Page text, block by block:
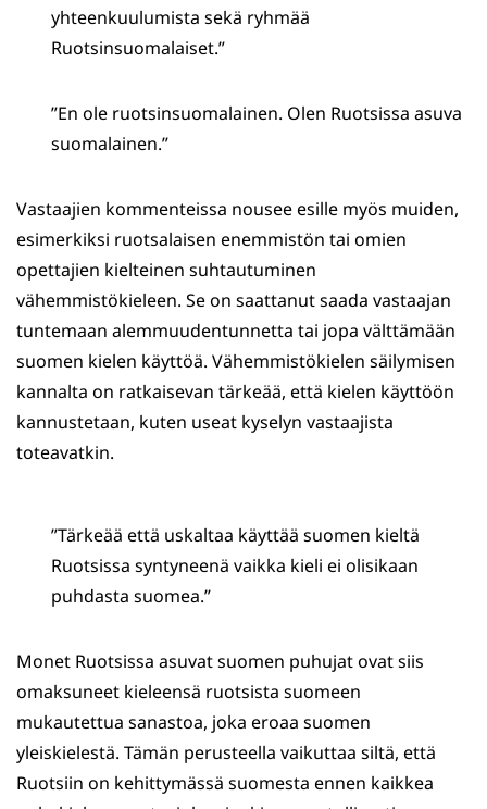
yhteenkuulumista sekä ryhmää
Ruotsinsuomalaiset.”
”En ole ruotsinsuomalainen. Olen Ruotsissa asuva
suomalainen.”
Vastaajien kommenteissa nousee esille myös muiden,
esimerkiksi ruotsalaisen enemmistön tai omien
opettajien kielteinen suhtautuminen
vähemmistökieleen. Se on saattanut saada vastaajan
tuntemaan alemmuudentunnetta tai jopa välttämään
suomen kielen käyttöä. Vähemmistökielen säilymisen
kannalta on ratkaisevan tärkeää, että kielen käyttöön
kannustetaan, kuten useat kyselyn vastaajista
toteavatkin.
”Tärkeää että uskaltaa käyttää suomen kieltä
Ruotsissa syntyneenä vaikka kieli ei olisikaan
puhdasta suomea.”
Monet Ruotsissa asuvat suomen puhujat ovat siis
omaksuneet kieleensä ruotsista suomeen
mukautettua sanastoa, joka eroaa suomen
yleiskielestä. Tämän perusteella vaikuttaa siltä, että
Ruotsiin on kehittymässä suomesta ennen kaikkea